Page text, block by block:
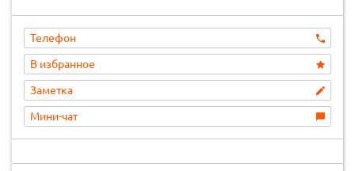
Телефон
В избранное
Заметка
Мини-чат